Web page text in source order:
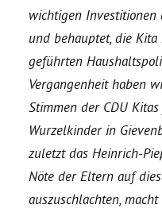
Grüne Jugend
CampusGrün
Aktuelles
wichtigen
und behauptet, die
geführten
Vergangenheit haben
Stimmen der CDU
Wurzelkinder in
zuletzt das Heinrich-
Nöte der Eltern auf
auszuschlachten,